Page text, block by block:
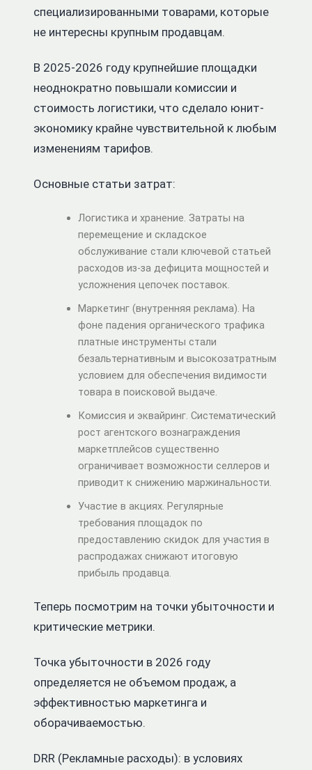
специализированными товарами, которые
не интересны крупным продавцам.
В 2025-2026 году крупнейшие площадки
неоднократно повышали комиссии и
стоимость логистики, что сделало юнит-
экономику крайне чувствительной к любым
изменениям тарифов.
Основные статьи затрат:
Логистика и хранение. Затраты на
перемещение и складское
обслуживание стали ключевой статьей
расходов из-за дефицита мощностей и
усложнения цепочек поставок.
Маркетинг (внутренняя реклама). На
фоне падения органического трафика
платные инструменты стали
безальтернативным и высокозатратным
условием для обеспечения видимости
товара в поисковой выдаче.
Комиссия и эквайринг. Систематический
рост агентского вознаграждения
маркетплейсов существенно
ограничивает возможности селлеров и
приводит к снижению маржинальности.
Участие в акциях. Регулярные
требования площадок по
предоставлению скидок для участия в
распродажах снижают итоговую
прибыль продавца.
Теперь посмотрим на точки убыточности и
критические метрики.
Точка убыточности в 2026 году
определяется не объемом продаж, а
эффективностью маркетинга и
оборачиваемостью.
DRR (Рекламные расходы): в условиях